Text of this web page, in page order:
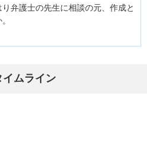
弁護士の先生に相談の元、作成と
ムライン